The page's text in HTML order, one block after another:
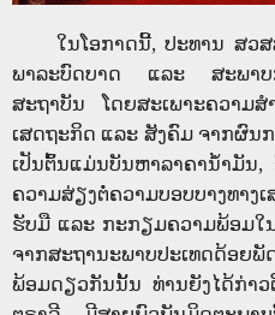
ໃນໂອກາດນີ້, ປະທານ ສວສ
ພາລະບົດບາດ ແລະ ສະພາບ
ສະຖາບັນ ໂດຍສະເພາະຄວາມ
ເສດຖະກິດ ແລະ ສັງຄົມ ຈາກຜົນ
ເປັນຕົ້ນແມ່ນບັນຫາລາຄານ້ຳມັນ
ຄວາມສ່ຽງຕໍ່ຄວາມບອບບາງທ
ຮັບມື ແລະ ກະກຽມຄວາມພ້ອມ
ຈາກສະຖານະພາບປະເທດດ້ອ
ພ້ອມດຽວກັນນັ້ນ ທ່ານຍັງໄດ້ກ່າ